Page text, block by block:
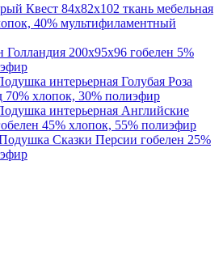
Квест 84х82х102 ткань мебельная
40% мультифиламентный
200х95х96 гобелен 5%
интерьерная Голубая Роза
70% хлопок, 30% полиэфир
интерьерная Английские
45% хлопок, 55% полиэфир
Сказки Персии гобелен 25%